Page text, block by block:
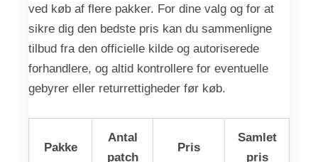
ved køb af flere pakker. For dine valg og for at
sikre dig den bedste pris kan du sammenligne
tilbud fra den officielle kilde og autoriserede
forhandlere, og altid kontrollere for eventuelle
gebyrer eller returrettigheder før køb.
Pakke
Antal
patch
Pris
Samlet
pris